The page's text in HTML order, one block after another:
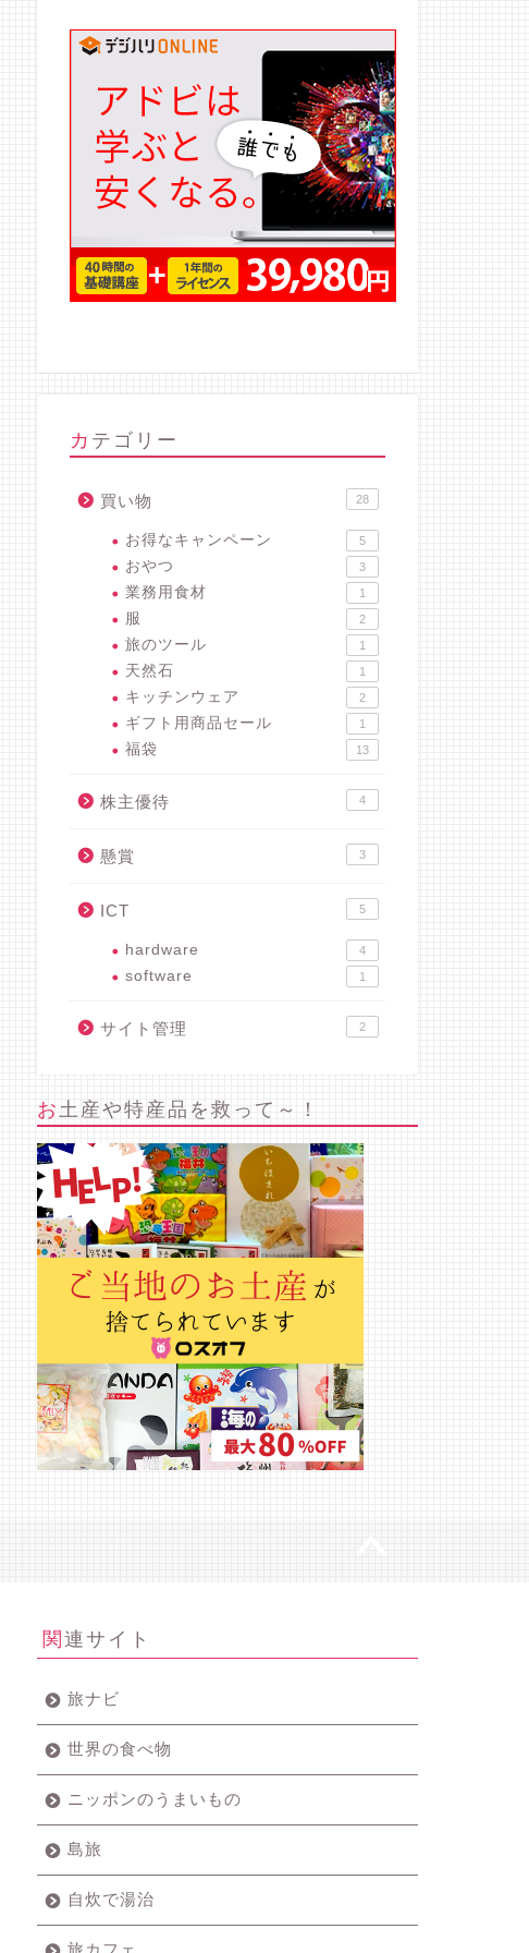
カテゴリー
買い物 28
お得なキャンペーン 5
おやつ 3
業務用食材 1
服 2
旅のツール 1
天然石 1
キッチンウェア 2
ギフト用商品セール 1
福袋 13
株主優待 4
懸賞 3
ICT 5
hardware 4
software 1
サイト管理 2
お土産や特産品を救って～！
関連サイト
旅ナビ
世界の食べ物
ニッポンのうまいもの
島旅
自炊で湯治
旅カフェ